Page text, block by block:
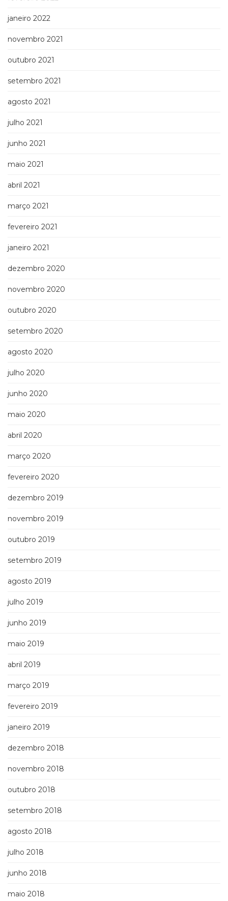
janeiro 2022
novembro 2021
outubro 2021
setembro 2021
agosto 2021
julho 2021
junho 2021
maio 2021
abril 2021
março 2021
fevereiro 2021
janeiro 2021
dezembro 2020
novembro 2020
outubro 2020
setembro 2020
agosto 2020
julho 2020
junho 2020
maio 2020
abril 2020
março 2020
fevereiro 2020
dezembro 2019
novembro 2019
outubro 2019
setembro 2019
agosto 2019
julho 2019
junho 2019
maio 2019
abril 2019
março 2019
fevereiro 2019
janeiro 2019
dezembro 2018
novembro 2018
outubro 2018
setembro 2018
agosto 2018
julho 2018
junho 2018
maio 2018